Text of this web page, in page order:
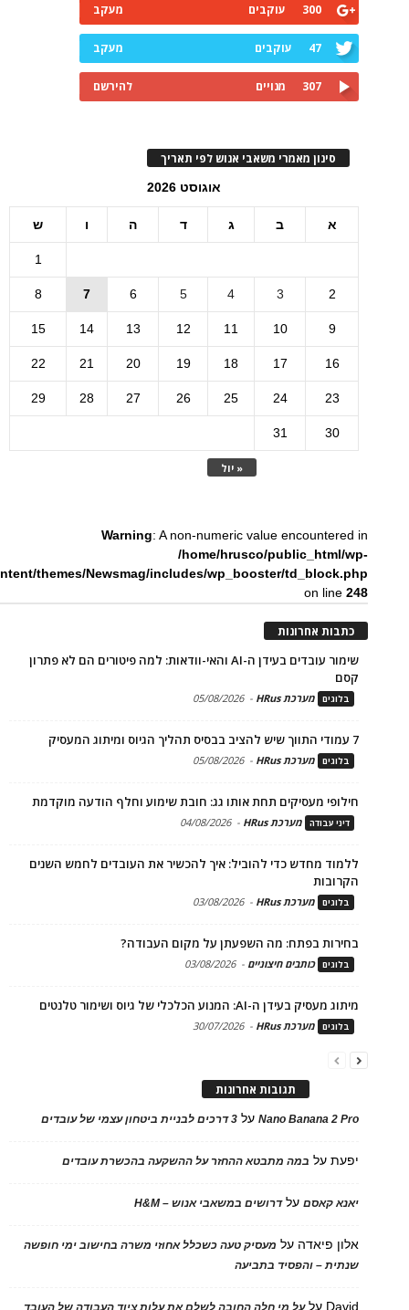
300 עוקבים מעקב
47 עוקבים מעקב
307 מנויים להירשם
סינון מאמרי משאבי אנוש לפי תאריך
אוגוסט 2026
א ב ג ד ה ו ש
« יול
1
2
3
4
5
6
7
8
9
10
11
12
13
14
15
16
17
18
19
20
21
22
23
24
25
26
27
28
29
30
31
Warning: A non-numeric value encountered in
/home/hrusco/public_html/wp-
themes/Newsmag/includes/wp_booster/td_block.php
on line248
כתבות אחרונות
שימור עובדים בעידן ה-AI והאי-וודאות: למה פיטורים הם לא פתרון
קסם
בלוגים מערכת HRus -
05/08/2026
7 עמודי התווך שיש להציב בבסיס תהליך הגיוס ומיתוג המעסיק
בלוגים מערכת HRus -
05/08/2026
חילופי מעסיקים תחת אותו גג: חובת שימוע וחלף הודעה מוקדמת
דיני עבודה מערכת HRus -
04/08/2026
ללמוד מחדש כדי להוביל: איך להכשיר את העובדים לחמש השנים
הקרובות
בלוגים מערכת HRus -
03/08/2026
בחירות בפתח: מה השפעתן על מקום העבודה?
בלוגים כותבים חיצוניים -
03/08/2026
מיתוג מעסיק בעידן ה-AI: המנוע הכלכלי של גיוס ושימור טלנטים
בלוגים מערכת HRus -
30/07/2026
תגובות אחרונות
Nano Banana 2 Proעל 3 דרכים לבניית ביטחון עצמי של עובדים
יפעתעל במה מתבטא ההחזר על ההשקעה בהכשרת עובדים
יאנא קאסםעלדרושים במשאבי אנוש – H&M
אלון פיאדה על מעסיק טעה כשכלל אחוזי משרה בחישוב ימי חופשה
שנתית – והפסיד בתביעה
David על